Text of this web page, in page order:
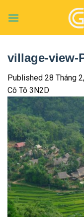
village-view-
Published 28 Tháng
Cô Tô 3N2D